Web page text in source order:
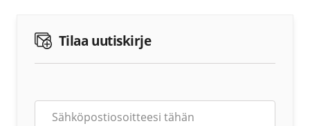
Tilaa uutiskirje